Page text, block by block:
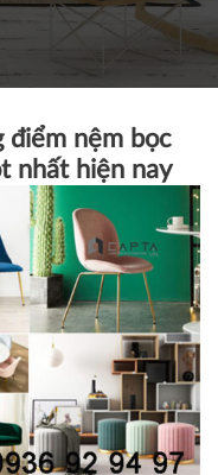
điểm nệm bọc
nhất hiện nay